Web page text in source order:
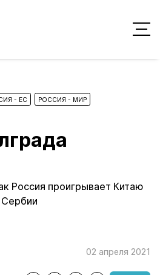
- ЕС
РОССИЯ - МИР
Россия проигрывает Китаю
Сербии
02 апреля 2021